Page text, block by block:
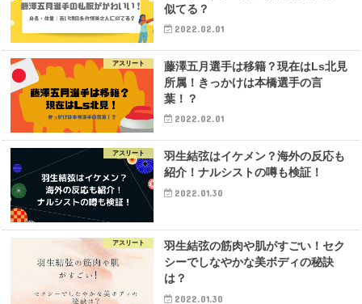
似てる？
2022.02.01
アスリート
藤澤五月選手は移籍？現在はLs北見
所属！きっかけは本橋選手の言
葉！？
2022.02.01
アスリート
羽生結弦はイケメン？海外の反応も
紹介！ナルシストの噂も検証！
2022.01.30
アスリート
羽生結弦の筋肉や肌がすごい！セク
シーでしなやかな美ボディの秘訣
は？
2022.01.30